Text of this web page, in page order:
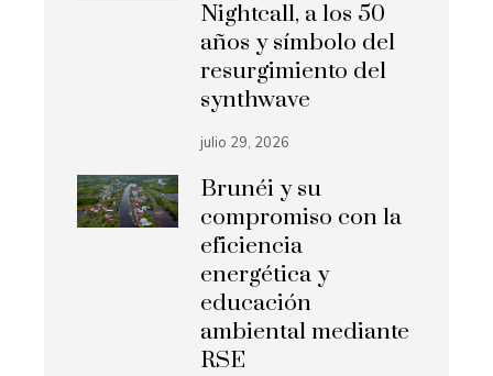
Nightcall, a los 50
años y símbolo del
resurgimiento del
synthwave
julio 29, 2026
Brunéi y su
compromiso con la
eficiencia
energética y
educación
ambiental mediante
RSE